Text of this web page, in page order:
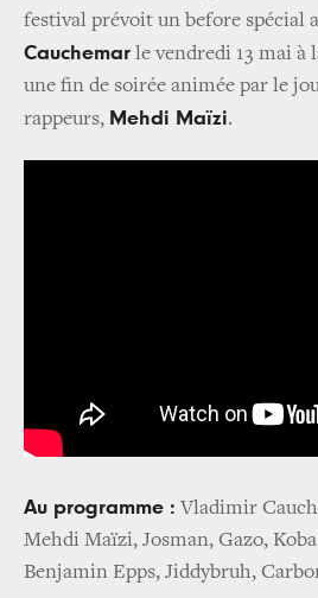
festival prévoit un before spécial
Cauchemar le vendredi 13 mai à
une fin de soirée animée par le
rappeurs, Mehdi Maïzi.
Au programme : Vladimir
Mehdi Maïzi, Josman, Gazo,
Benjamin Epps, Jiddybruh,